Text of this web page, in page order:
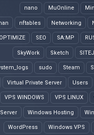
MuOnline
nano
Networking
nftables
SA:MP
SEO
Sketch
SkyWork
Steam
sudo
Users
Virtual Private Server
VPS LINUX
VPS WINDOWS
Windows Hosting
Windows VPS
WordPress